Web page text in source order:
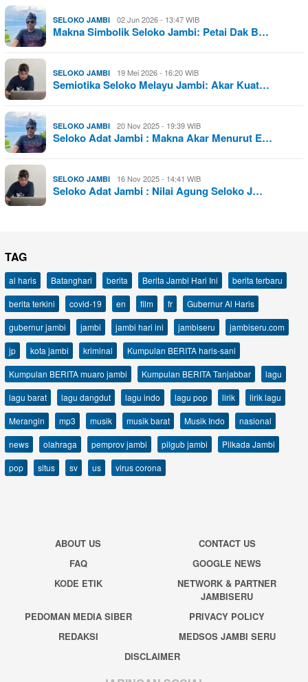
SELOKO JAMBI 02 Jun 2026 - 13:47 WIB
Makna Simbolik Seloko Jambi: Petai Dak B…
SELOKO JAMBI 19 Mei 2026 - 16:20 WIB
Semiotika Seloko Melayu Jambi: Akar Kuat…
SELOKO JAMBI 20 Nov 2025 - 19:39 WIB
Seloko Adat Jambi : Makna Akar Menurut E…
SELOKO JAMBI 16 Nov 2025 - 14:41 WIB
Seloko Adat Jambi : Nilai Agung Seloko J…
TAG
al haris Batanghari berita Berita Jambi Hari Ini
berita terbaru
berita terkini
covid-19 en film fr
Gubernur Al Haris
gubernur jambi
jambi jambi hari ini jambiseru
jambiseru.com
jp
kota jambi kriminal
Kumpulan BERITA haris-sani
Kumpulan BERITA muaro jambi
Kumpulan BERITA Tanjabbar
lagu
lagu barat
lagu dangdut lagu indo lagu pop lirik
lirik lagu
Merangin
mp3 musik musik barat Musik Indo
nasional
news
olahraga pemprov jambi pilgub jambi
Pilkada Jambi
pop
situs sv us virus corona
ABOUT US
CONTACT US
FAQ
GOOGLE NEWS
KODE ETIK
NETWORK & PARTNER
JAMBISERU
PEDOMAN MEDIA SIBER
PRIVACY POLICY
REDAKSI
MEDSOS JAMBI SERU
DISCLAIMER